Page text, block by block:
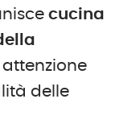
cucina
delle